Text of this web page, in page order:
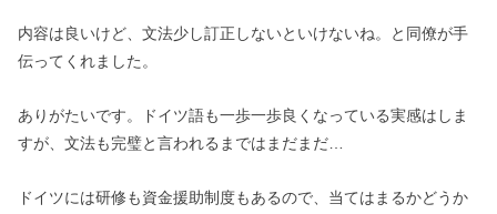
内容は良いけど、文法少し訂正しないといけないね。と同僚が手
伝ってくれました。
ありがたいです。ドイツ語も一歩一歩良くなっている実感はしま
すが、文法も完璧と言われるまではまだまだ…
ドイツには研修も資金援助制度もあるので、当てはまるかどうか